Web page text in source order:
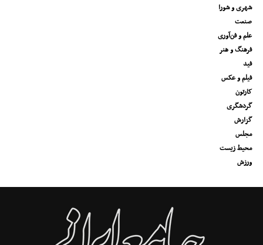
شهری و شورا
صنعت
علم و فن‌آوری
فرهنگ و هنر
فید
فیلم و عکس
کارتون
گردشگری
گزارش
مجلس
محیط زیست
ورزش